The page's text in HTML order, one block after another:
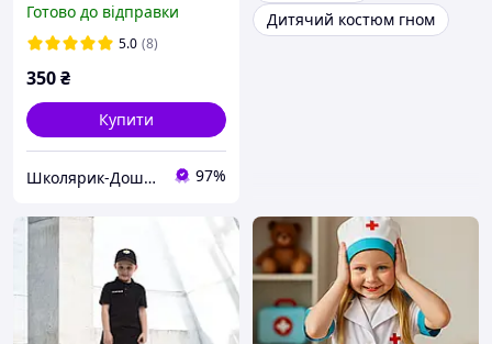
білий / Карнавальний
костюм для ігор та
Готово до відправки
5.0 (8)
350₴
Купити
Школярик-Дошколярик 97%
Дитячий костюм гном